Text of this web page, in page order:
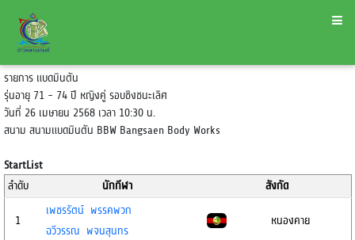
รายการ แบดมินตัน
รุ่นอายุ 71 - 74 ปี หญิงคู่ รอบชิงชนะเลิศ
วันที่ 26 เมษายน 2568 เวลา 10:30 น.
สนาม สนามแบดมินตัน BBW Bangsaen Body Works
StartList
ลำดับ
นักกีฬา สังกัด
1
เพชรรัตน์ พรรคพวก
ฉวีวรรณ พจนสุนทร
หนองคาย